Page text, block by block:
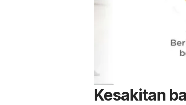
Kesakitan